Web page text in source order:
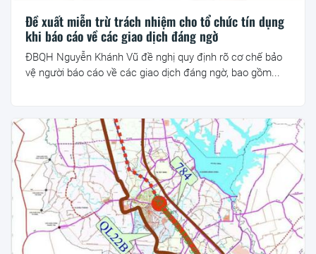
Đề xuất miễn trừ trách nhiệm cho tổ chức tín dụng
khi báo cáo về các giao dịch đáng ngờ
ĐBQH Nguyễn Khánh Vũ đề nghị quy định rõ cơ chế bảo
vệ người báo cáo về các giao dịch đáng ngờ, bao gồm...